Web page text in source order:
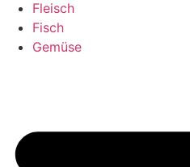
Fleisch
Fisch
Gemüse